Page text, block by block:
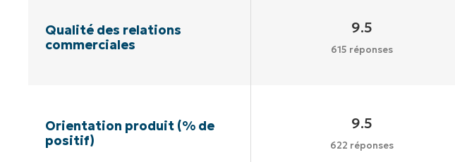
Qualité des relations
commerciales
9.5
615 réponses
Orientation produit (% de
positif)
9.5
622 réponses